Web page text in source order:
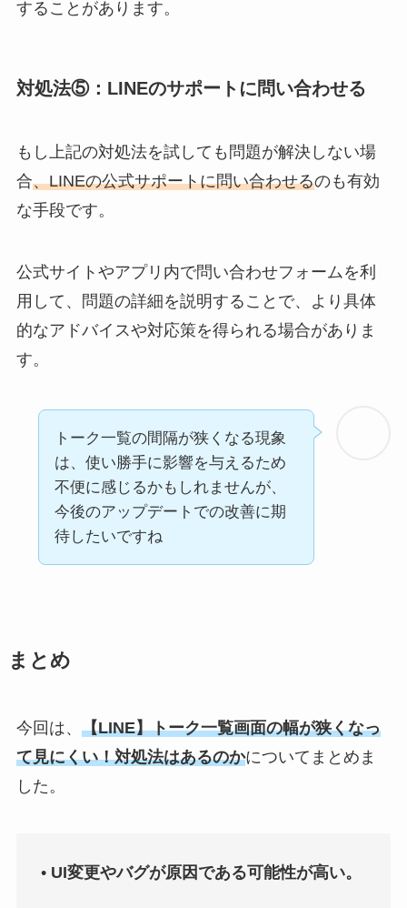
することがあります。
対処法⑤： LINEのサポートに問い合わせる
もし上記の対処法を試しても問題が解決しない場
合、LINEの公式サポートに問い合わせるのも有効
な手段です。
公式サイトやアプリ内で問い合わせフォームを利
用して、問題の詳細を説明することで、より具体
的なアドバイスや対応策を得られる場合がありま
す。
トーク一覧の間隔が狭くなる現象
は、使い勝手に影響を与えるため
不便に感じるかもしれませんが、
今後のアップデートでの改善に期
待したいですね
まとめ
今回は、 【LINE】トーク一覧画面の幅が狭くなっ
て見にくい！対処法はあるのかについてまとめま
した。
• UI変更やバグが原因である可能性が高い。